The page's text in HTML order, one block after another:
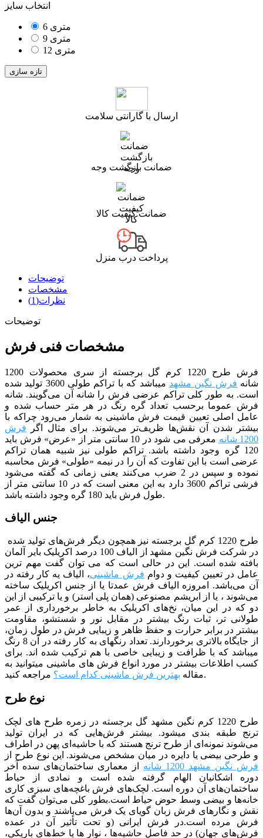
انتخاب سایز
6 متری
9 متری
12 متری
ارسال با گارانتی سلامت
ضمانت بازگشت وجه
ضمانت کیفیت کالا
پرداخت درب منزل
توضیحات
مشخصات
نظرات(1)
توضیحات
مشخصات فنی فرش
فرش طرح 1220 کرم گل برجسته
از سری محصولات 1200
شانه فرش نگین مشهد
می­باشد که با تراکم طولی 3600 تولید شده
است. به طور کلی تراکم عرضی فرش را شانه آن می‌گویند. شانه
فرش عموما برحسب تعداد گره رنگ در هر متر حساب شده و
عامل اصلی تعیین قیمت فرش ماشینی به شمار می‌رود چراکه با
بیشتر شدن آن نقش‌ها ظریف‌تر می‌شوند. برای مثال اگر فرش
1200 شانه
معرفی می شود در 10 سانتی متر از «عرض» فرش باید
120 گره وجود داشته باشد.
تراکم طولی نیز شبیه همان تراکم
عرضی است با این تفاوت که آن را در نیمه «طولی» فرش محاسبه
نموده و سپس در 2 ضرب می‌کنند یعنی زمانی که گفته می‌شود
فرشی تراکم 3600 دارد به این معنی است که در 10 سانتی متر از
طول فرش باید 180 گره وجود داشته باشد.
جنس الیاف
طرح 1220 کرم گل برجسته
نیز همچون دیگر فرش‌های تولید شده
در شرکت فرش نگین مشهد از الیاف 100 درصد اکریلیک بایر آلمان
بافته شده است. این در حالی است که می توان گفت مهم ترین
عامل در تعیین کیفیت و دوام فرش ماشینی، الیاف یه کار رفته در
آن می‌باشد. امروزه الیاف فرش عمدتا یا از جنس اکریلیک ساخته
می‌شوند ، یا از ابریشم مصنوعی (همان پلی استر) و یا ترکیبی از این
دو که در این میان، نخ‌های اکریلیک به خاطر برخورداری از عمر
طولانی تر، ثبات رنگ بیشتر در مقابل نور و شستشو، مقاومت
بیشتر در برابر حرارت و حفظ ظاهر و زیبایی فرش در طول زمان،
از جایگاه بالاتری برخوردارند. تعداد رنگ­­های به کار رفته در آن 8 رنگ
می­باشد که با ظرافت و زیبایی خاصی با هم ترکیب شده­ اند. برای
کسب اطلاعات بیشتر در مورد انواع فرش های ماشینی میتوانید به
مقاله بهترین فرش ماشینی کدام است؟ مراجعه کنید.
نوع طرح
طرح 1220 کرم نگین مشهد گل برجسته در زمره طرح های لچک
ترنج طبقه بندی می­شود. بیشتر فرش‌هایی که در ایران تولید
می‌شوند نمونه‌ای از طرح ترنج هستند که با حاشیه‌ای پهن در اطراف
و طرحی بیضی یا دایره در میان مشخص می‌شوند. این نوع طرح از
فرش نگین مشهد 1200 شانه
از معماری ساختمان‌های سده آخر
دوره اشکانیان الهام گرفته شده است و نمادی از حیاط
ساختمان‌های آن دوره است. لچک‌های فرش باغچه‌های سبزی کاری
خانه‌ها و بیضی وسط حوض حیاط است.بطور کلی می‌توان گفت که
نقش و نگارهای فرش زبان گویای یک فرش می‌باشند و بدون آن‌ها
فرش مرده است.در فرش ایرانی (و تحت تأثیر آن در عمده
فرش‌های جهان) در حد فاصل حاشیه‌ها ، نوار ها یا خط‌های باریکی،